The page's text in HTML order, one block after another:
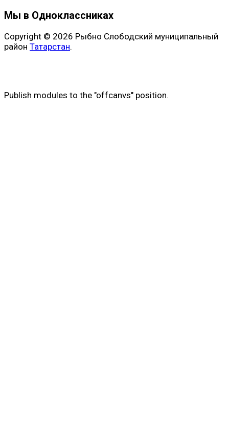
Мы в Одноклассниках
Copyright © 2026 Рыбно Слободский муниципальный
район Татарстан.
Publish modules to the "offcanvs" position.